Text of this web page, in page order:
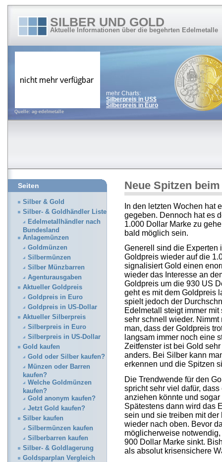
SILBER UND GOLD
Aktuelle Informationen über die begehrten Edelmetalle
Quelle: ag-edelmetalle
mehr Charts:
Silberpreis in US$
Silberpreis in Euro
Neue Spitzen
In den letzten Wochen hat
gegeben. Dennoch hat es
1.000 Dollar Marke zu
bald möglich sein.
Generell sind die Experten
Goldpreis wieder auf die
signalisiert Gold einen
wieder das Interesse an
Goldpreis um die 930 US
geht es mit dem Goldpreis
spielt jedoch der
Edelmetall steigt immer
sehr schnell wieder.
man, dass der Goldpreis
langsam immer noch eine
Zeitfenster ist bei Gold
anders. Bei Silber kann
erkennen und die Spitzen
Die Trendwende für den
spricht sehr viel dafür,
anziehen könnte und
Spätestens dann wird das
sein und sie treiben mit
wieder nach oben. Bevor
möglicherweise
900 Dollar Marke sinkt.
als absolut krisensichere
Seiten
Silber & Gold
Silber- & Goldhändler Liste
Edelmetallhändler nach
Bundesland
Anlagemünzen
Goldmünzen
Silbermünzen
Silber Münzbarren
Agenturausgaben
Aktueller Goldpreis
Goldpreis in Euro
Goldpreis in US-Dollar
Aktueller Silberpreis
Silberpreis in Euro
Silberpreis in US-Dollar
Gold kaufen
Gold oder Silber kaufen?
Münzen oder Barren
kaufen?
Welche Goldmünzen
kaufen?
Gold anonym kaufen?
Jetzt Gold kaufen?
Silber kaufen
Silbermünzen kaufen
Silberbarren kaufen
Silber- & Goldlagerung
Goldsparplan Vergleich